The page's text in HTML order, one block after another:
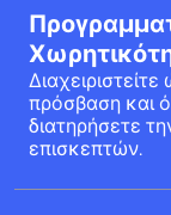
πρόσβαση και
διατηρήσετε
επισκεπτών.